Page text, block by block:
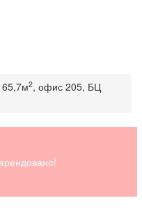
2, офис 205, БЦ